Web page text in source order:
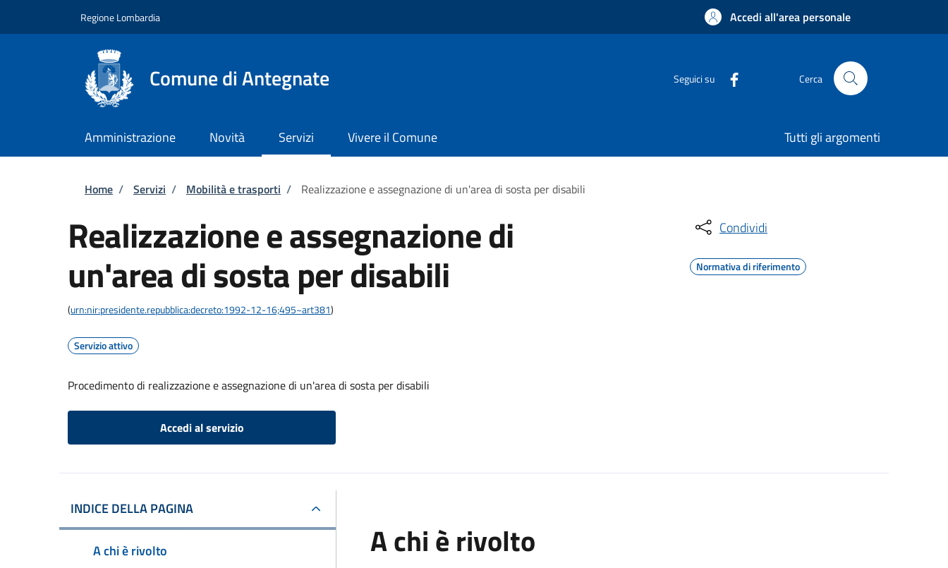
Regione Lombardia Accedi all'area personale
Comune di Antegnate Seguici su Cerca
Amministrazione Novità Servizi Vivere il Comune Tutti gli argomenti
Briciole di pane
Home / Servizi / Mobilità e trasporti / Realizzazione e assegnazione di un'area di sosta per disabili
Realizzazione e assegnazione di
un'area di sosta per disabili
(urn:nir:presidente.repubblica:decreto:1992-12-16;495~art381)
Servizio attivo
Procedimento di realizzazione e assegnazione di un'area di sosta per disabili
Accedi al servizio
Condividi
Normativa di riferimento
INDICE DELLA PAGINA
A chi è rivolto
A chi è rivolto